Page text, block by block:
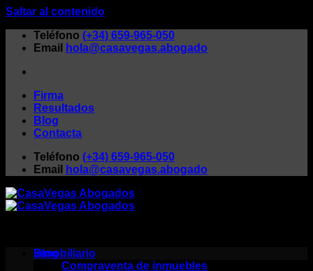
Saltar al contenido
Teléfono (+34) 659-965-050
Email
hola@casavegas.abogado
Firma
Resultados
Blog
Contacta
Teléfono (+34) 659-965-050
Email
hola@casavegas.abogado
Blog
Inmobiliario
Compraventa de inmuebles